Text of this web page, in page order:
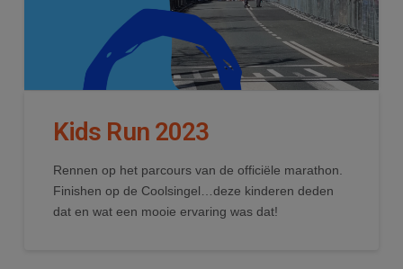
Kids Run 2023
Rennen op het parcours van de officiële marathon.
Finishen op de Coolsingel…deze kinderen deden
dat en wat een mooie ervaring was dat!